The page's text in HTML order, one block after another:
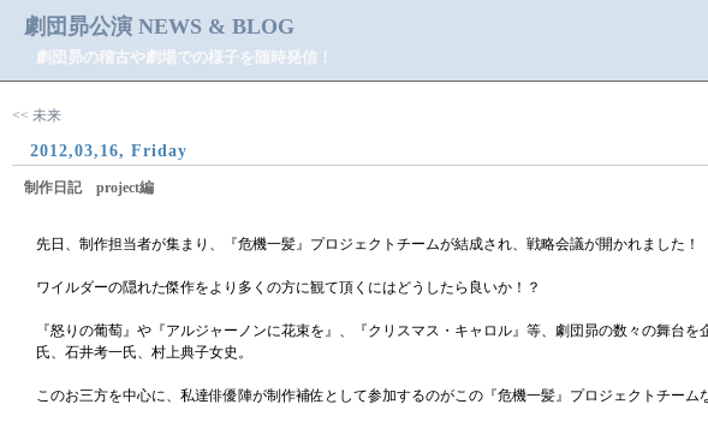
劇団昴公演 NEWS & BLOG
劇団昴の稽古や劇場での様子を随時発信！
<< 未来
2012,03,16, Friday
制作日記 project編
先日、制作担当者が集まり、『危機一髪』プロジェクトチームが結成され、戦略会議が開かれました！
ワイルダーの隠れた傑作をより多くの方に観て頂くにはどうしたら良いか！？
『怒りの葡萄』や『アルジャーノンに花束を』、『クリスマス・キャロル』等、劇団昴の数々の舞台
氏、石井考一氏、村上典子女史。
このお三方を中心に、私達俳優陣が制作補佐として参加するのがこの『危機一髪』プロジェクトチーム